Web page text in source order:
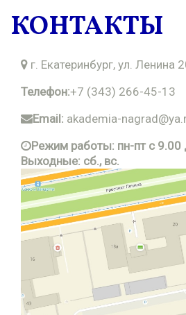
КОНТАКТЫ
г. Екатеринбург, ул. Ленина
Телефон:+7 (343) 266-45-13
Email: akademia-
Режим работы: пн-пт с 9.00
Выходные: сб., вс.